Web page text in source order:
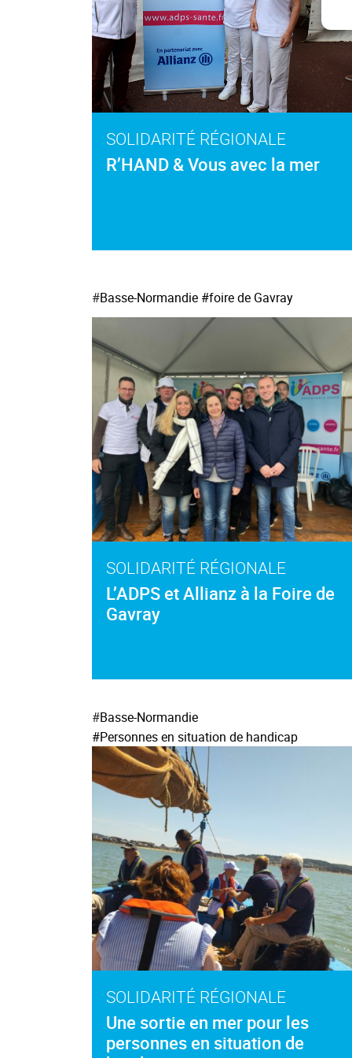
SOLIDARITÉ RÉGIONALE
R’HAND & Vous avec la mer
#Basse-Normandie #foire de Gavray
SOLIDARITÉ RÉGIONALE
L’ADPS et Allianz à la Foire de
Gavray
#Basse-Normandie
#Personnes en situation de handicap
SOLIDARITÉ RÉGIONALE
Une sortie en mer pour les
personnes en situation de